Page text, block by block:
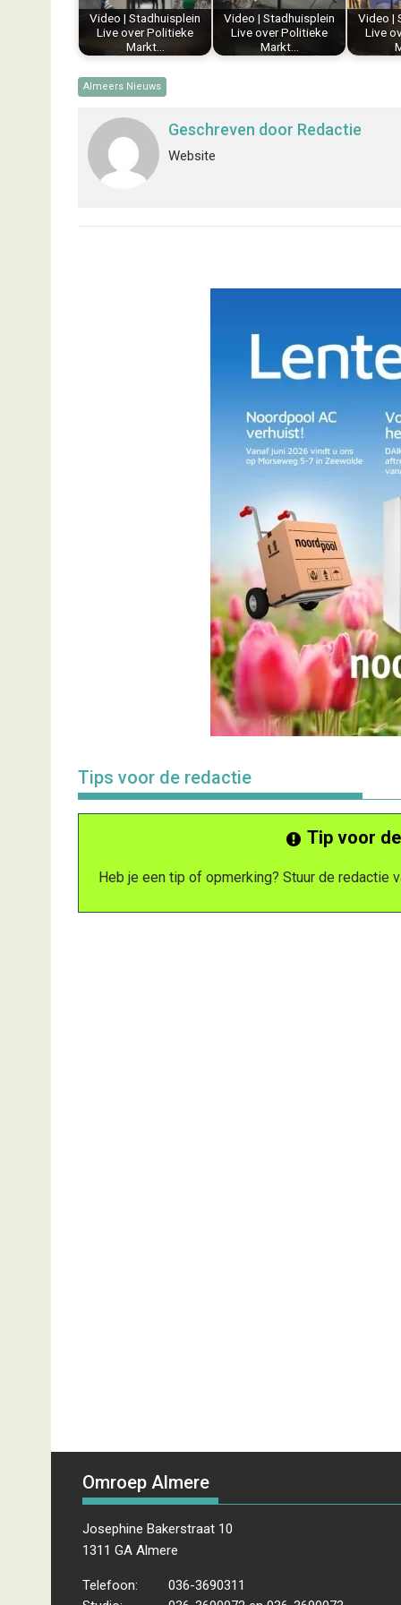
t
Video | Stadhuisplein
Live over Politieke
Markt…
Video | Stadhuisplein
Live over Politieke
Markt…
Video |
Live
Almeers Nieuws
Geschreven door Redactie
Website
Tips voor de redactie
Tip voor
Heb je een tip of opmerking? Stuur de redactie
Omroep Almere
Josephine Bakerstraat 10
1311 GA Almere
Telefoon:
036-3690311